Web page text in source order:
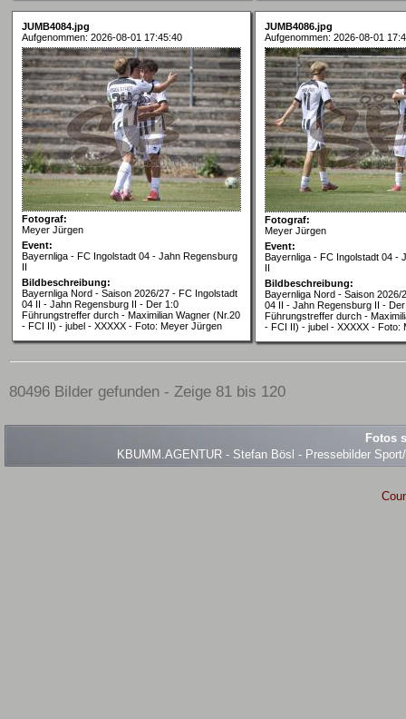
JUMB4084.jpg
Aufgenommen: 2026-08-01 17:45:40
Fotograf:
Meyer Jürgen
Event:
Bayernliga - FC Ingolstadt 04 - Jahn Regensburg
II
Bildbeschreibung:
Bayernliga Nord - Saison 2026/27 - FC Ingolstadt
04 II - Jahn Regensburg II - Der 1:0
Führungstreffer durch - Maximilian Wagner (Nr.20
- FCI II) - jubel - XXXXX - Foto: Meyer Jürgen
JUMB4086.jpg
Aufgenommen: 2026-08-01
Fotograf:
Meyer Jürgen
Event:
Bayernliga - FC Ingolstadt 04 -
II
Bildbeschreibung:
Bayernliga Nord - Saison 2026/
04 II - Jahn Regensburg II -
Führungstreffer durch -
- FCI II) - jubel - XXXXX - Foto:
80496 Bilder gefunden - Zeige 81 bis 120
Fotos
KBUMM.AGENTUR - Stefan Bösl - Pressebilder